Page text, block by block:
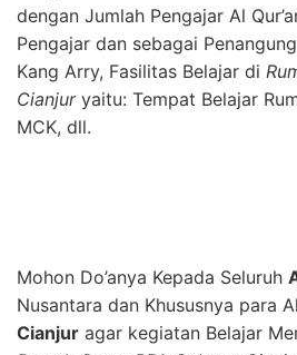
dengan Jumlah Pengajar Al
Pengajar dan sebagai
Kang Arry, Fasilitas Belajar di
Cianjur yaitu: Tempat Belajar
MCK, dll.
Mohon Do’anya Kepada Seluruh
Nusantara dan Khususnya para
Cianjur agar kegiatan Belajar